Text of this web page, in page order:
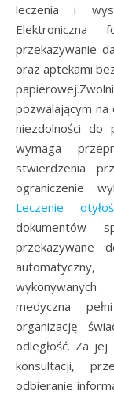
leczenia i
Elektroniczna
przekazywanie
oraz aptekami
pozwalającym
niezdolności do
wymaga
stwierdzenia
ograniczenie
Leczenie
dokumentów
przekazywane
medyczna
organizację
odległość. Za
konsultacji,
odbieranie